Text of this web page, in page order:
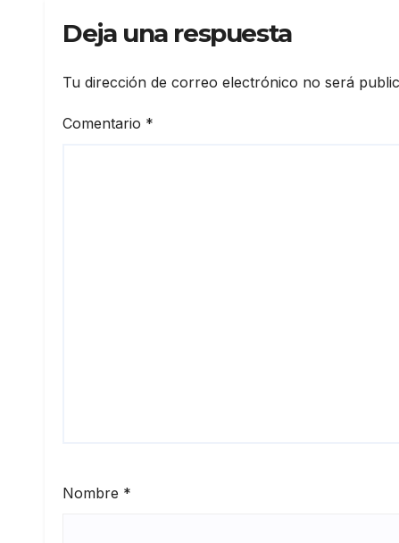
Deja una respuesta
Tu dirección de correo electrónico no será
Comentario *
Nombre *